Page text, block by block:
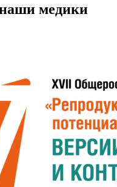
медики